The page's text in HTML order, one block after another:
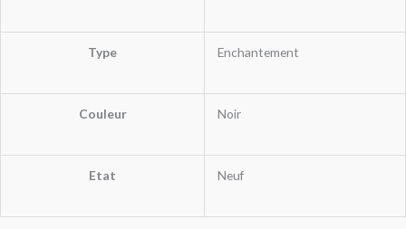
Type Enchantement
Couleur Noir
Etat Neuf